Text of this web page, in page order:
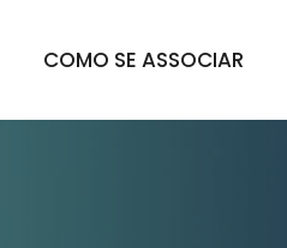
COMO SE ASSOCIAR